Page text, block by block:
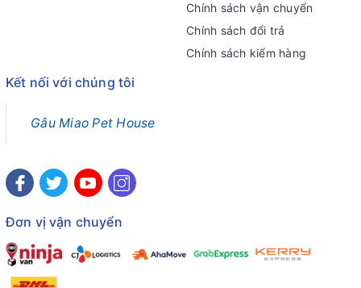
Chính sách vận chuyển
Chính sách đổi trả
Chính sách kiểm hàng
Kết nối với chúng tôi
Gâu Miao Pet House
Đơn vị vận chuyển